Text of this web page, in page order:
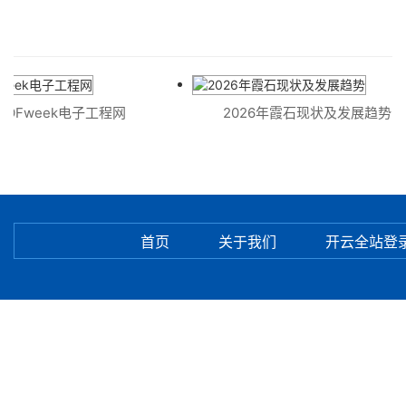
电子工程网 2026年霞石现状及发展趋势
首页 关于我们 开云全站登